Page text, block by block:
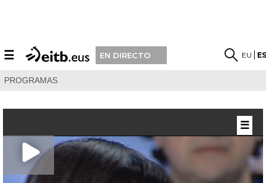
☰ EN DIRECTO EU
PROGRAMAS
☰